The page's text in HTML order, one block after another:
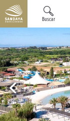
Buscar